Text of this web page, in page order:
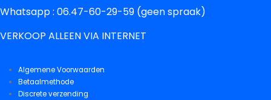
Whatsapp : 06.47-60-29-59 (geen spraak)
VERKOOP ALLEEN VIA INTERNET
Algemene Voorwaarden
Betaalmethode
Discrete verzending